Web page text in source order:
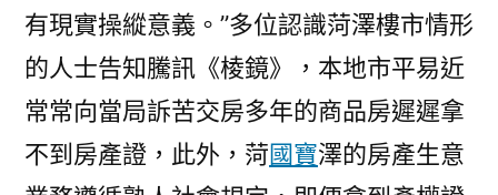
有現實操縱意義。”多位認識菏澤樓市情形
的人士告知騰訊《棱鏡》，本地市平易近
常常向當局訴苦交房多年的商品房遲遲拿
不到房產證，此外，菏國寶澤的房產生意